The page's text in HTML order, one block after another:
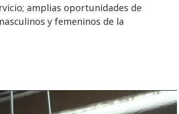
amplias oportunidades de
y femeninos de la